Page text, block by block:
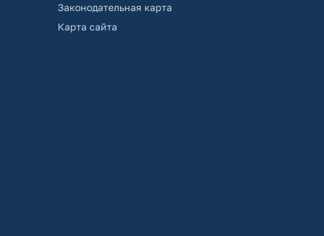
Законодательная карта
Карта сайта